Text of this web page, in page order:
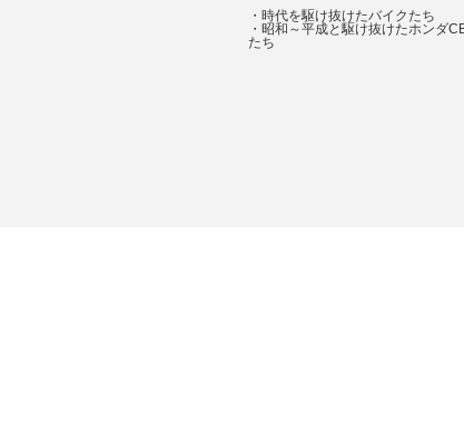
・ 時代を駆け抜けたバイクたち
・ 昭和～平成と駆け抜けたホンダ
たち